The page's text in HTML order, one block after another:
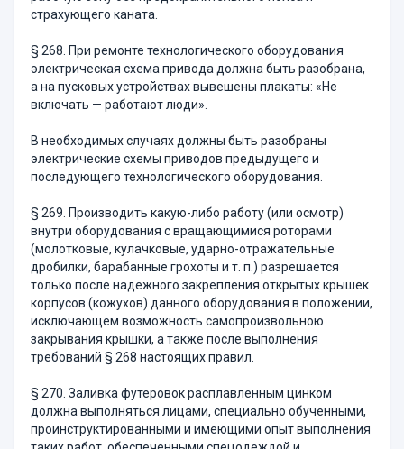
страхующего каната.
§ 268. При ремонте технологического оборудования
электриче­ская схема привода должна быть разобрана,
а на пусковых устрой­ствах вывешены плакаты: «Не
включать — работают люди».
В необходимых случаях должны быть разобраны
электрические схемы приводов предыдущего и
последующего технологического обо­рудования.
§ 269. Производить какую-либо работу (или осмотр)
внутри оборудования с вращающимися роторами
(молотковые, кулачковые, ударно-отражательные
дробилки, барабанные грохоты и т. п.) раз­решается
только после надежного закрепления открытых крышек
корпусов (кожухов) данного оборудования в положении,
исключа­ющем возможность самопроизвольною
закрывания крышки, а также после выполнения
требований § 268 настоящих правил.
§ 270. Заливка футеровок расплавленным цинком
должна вы­полняться лицами, специально обученными,
проинструктированными и имеющими опыт выполнения